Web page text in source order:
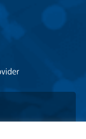
150